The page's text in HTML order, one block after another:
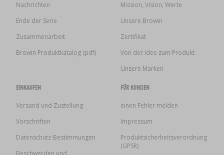
Nachrichten
Ende der Serie
Zusammenarbeit
Browin Produktkatalog (pdf)
Mission, Vision, Werte
Unsere Browin
Zertifikat
Von der Idee zum Produkt
Unsere Marken
EINKAUFEN
Versand und Zustellung
Vorschriften
Datenschutz-Bestimmungen
Beschwerden und
FÜR KUNDEN
einen Fehler melden
Impressum
Produktsicherheitsverordnung
(GPSR)